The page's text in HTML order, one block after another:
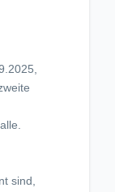
sind,